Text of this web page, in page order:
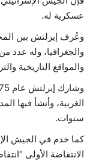
عسكرية له.
وعُرف إيرلتش بين
والجغرافيا، وله عدد
والمواقع التاريخية
سنوات.
كما خدم في الجيش
الانتفاضة الأولى “انتفاضة